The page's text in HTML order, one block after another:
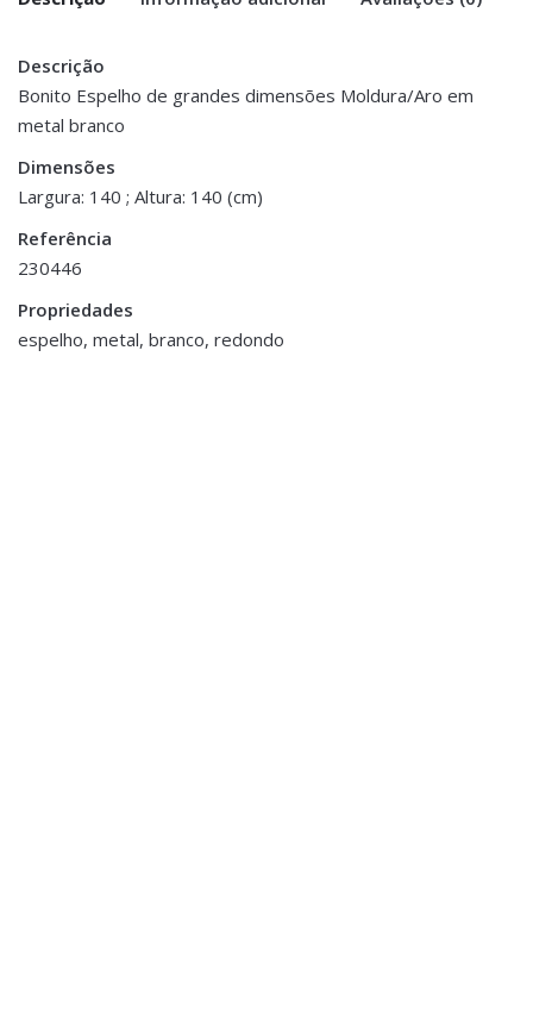
Descrição
Bonito Espelho de grandes dimensões Moldura/Aro em
metal branco
Dimensões
Largura: 140 ; Altura: 140 (cm)
Referência
230446
Propriedades
espelho, metal, branco, redondo
Peso 8 kg
Dimensões
There are no reviews yet.
Be the first to review “Espelho Redondo
– Aro Metal Branco”
You must be <a href="https://www.homeart.pt/minha-
conta/">logged in</a> to post a review.